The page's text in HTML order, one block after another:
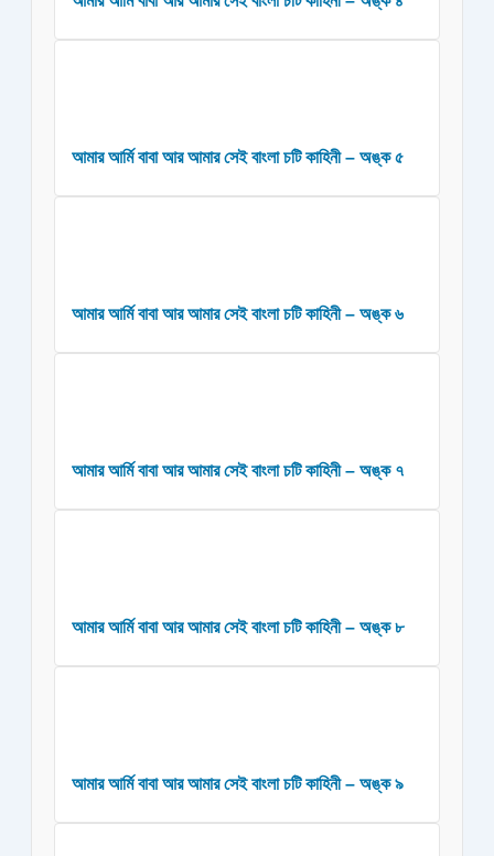
আমার আর্মি বাবা আর আমার সেই বাংলা চটি কাহিনী – অঙ্ক ৫
আমার আর্মি বাবা আর আমার সেই বাংলা চটি কাহিনী – অঙ্ক ৬
আমার আর্মি বাবা আর আমার সেই বাংলা চটি কাহিনী – অঙ্ক ৭
আমার আর্মি বাবা আর আমার সেই বাংলা চটি কাহিনী – অঙ্ক ৮
আমার আর্মি বাবা আর আমার সেই বাংলা চটি কাহিনী – অঙ্ক ৯